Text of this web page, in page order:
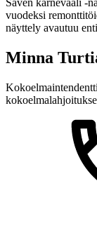
Saven karnevaali -
vuodeksi
näyttely avautuu
Minna
Kokoelmaintendentti